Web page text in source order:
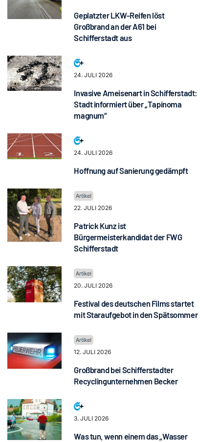
Geplatzter LKW-Reifen löst
Großbrand an der A61 bei
Schifferstadt aus
24. JULI 2026
Invasive Ameisenart in Schifferstadt:
Stadt informiert über „Tapinoma
magnum“
24. JULI 2026
Hoffnung auf Sanierung gedämpft
22. JULI 2026
Patrick Kunz ist
Bürgermeisterkandidat der FWG
Schifferstadt
20. JULI 2026
Festival des deutschen Films startet
mit Staraufgebot in den Spätsommer
12. JULI 2026
Großbrand bei Schifferstadter
Recyclingunternehmen Becker
3. JULI 2026
Was tun, wenn einem das „Wasser